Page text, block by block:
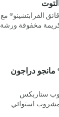
الفرابتشينو® مع
كريمة مخفوقة ورشة
كبريتيت
دراجون
ستاربكس
استوائي
وفاكهة